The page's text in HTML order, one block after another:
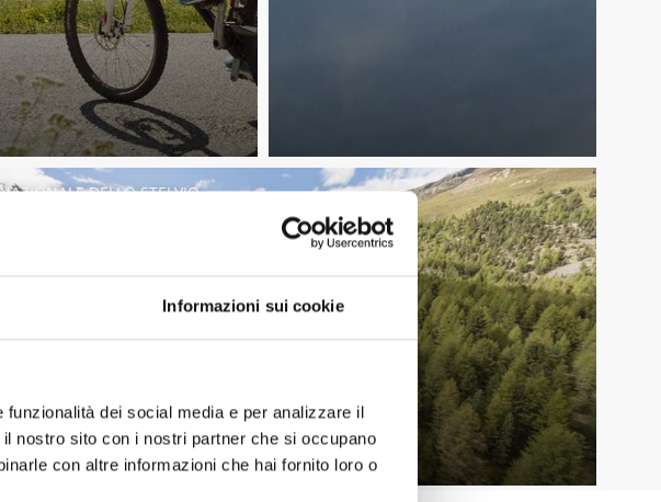
Informazioni sui cookie
dei social media e per analizzare il
nostro sito con i nostri partner che si occupano
con altre informazioni che hai fornito loro o
DELLO STELVIO
Twitter